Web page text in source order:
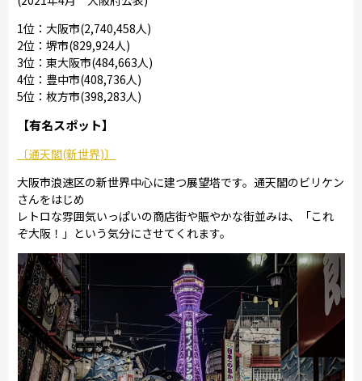
1位：大阪市(2,740,458人)
2位：堺市(829,924人)
3位：東大阪市(484,663人)
4位：豊中市(408,736人)
5位：枚方市(398,283人)
【有名スポット】
〔通天閣(新世界)〕
大阪市浪速区の新世界中心に建つ展望塔です。通天閣のビリケン
さんをはじめ
レトロな雰囲気いっぱいの商店街や賑やかな街並みは、「これ
ぞ大阪！」という気分にさせてくれます。